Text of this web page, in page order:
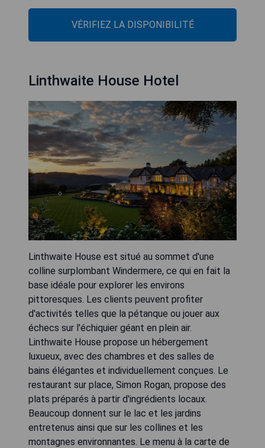
VÉRIFIEZ LA DISPONIBILITÉ
Linthwaite House Hotel
Linthwaite House est situé au sommet d'une
colline surplombant Windermere, ce qui en fait la
base idéale pour explorer les environs
pittoresques. Les clients peuvent profiter
d'activités telles que la pétanque ou jouer aux
échecs sur l'échiquier géant en plein air.
Linthwaite House propose un hébergement
luxueux, avec des chambres et des salles de
bains élégantes et individuellement conçues. Le
restaurant sur place, Simon Rogan, propose des
plats préparés à partir d'ingrédients locaux.
Beaucoup donnent sur le lac et les jardins
entretenus ainsi que sur les collines et les
montagnes environnantes. Le menu à la carte de